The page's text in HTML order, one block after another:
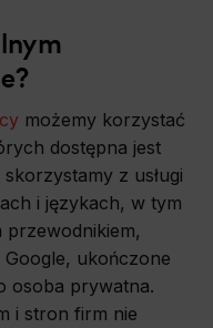
możemy korzystać
dostępna jest
z usługi
i językach, w tym
ukończone
osoba prywatna.
i stron firm nie